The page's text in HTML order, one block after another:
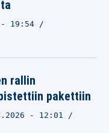
- 19:54
rallin
pakettiin
- 12:01